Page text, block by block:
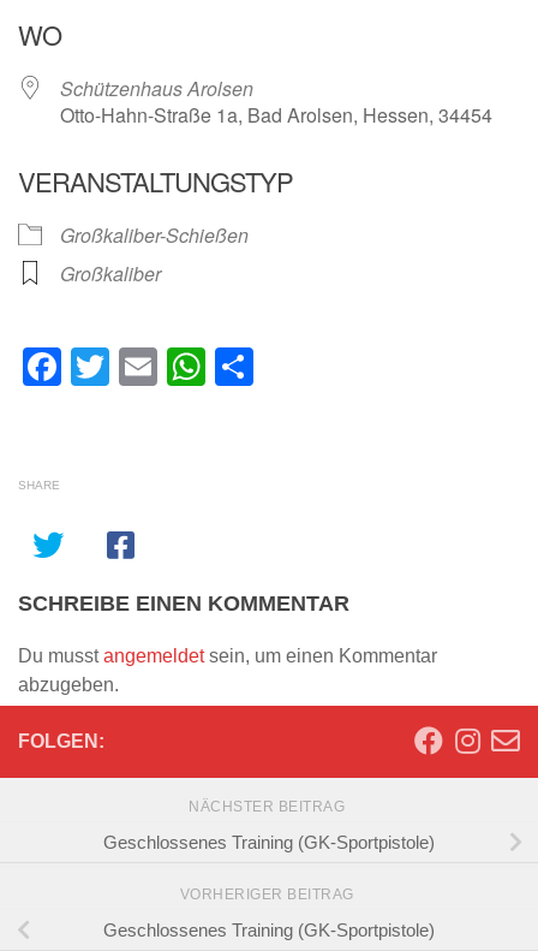
WO
Schützenhaus Arolsen
Otto-Hahn-Straße 1a, Bad Arolsen, Hessen, 34454
VERANSTALTUNGSTYP
Großkaliber-Schießen
Großkaliber
Facebook
Twitter
EmailWhatsApp
SHARE
SCHREIBE EINEN KOMMENTAR
Du musstangemeldetsein, um einen Kommentar
abzugeben.
FOLGEN:
NÄCHSTER BEITRAG
Geschlossenes Training (GK-Sportpistole)
VORHERIGER BEITRAG
Geschlossenes Training (GK-Sportpistole)